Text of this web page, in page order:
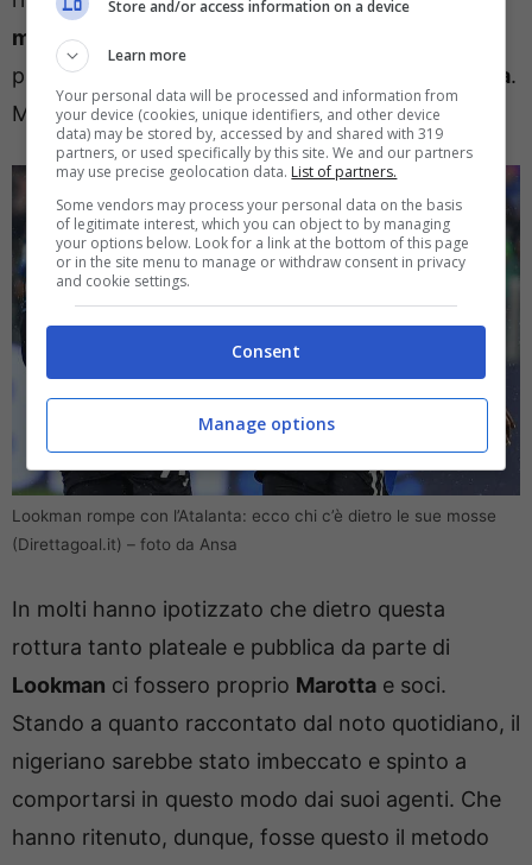
milionidi euro e può essere la volta buona. A
patto che arrivino ai
50 milioni richiesti dalla Dea.
Ma non è tutto.
Lookman rompe con l’Atalanta: ecco chi c’è dietro le sue mosse
(Direttagoal.it) – foto da Ansa
In molti hanno ipotizzato che dietro questa
rottura tanto plateale e pubblica da parte di
Lookman ci fossero proprio Marotta e soci.
Stando a quanto raccontato dal noto quotidiano, il
nigeriano sarebbe stato imbeccato e spinto a
comportarsi in questo modo dai suoi agenti. Che
hanno ritenuto, dunque, fosse questo il metodo
Store and/or access information on a device
Learn more
Your personal data will be processed and information from
your device (cookies, unique identifiers, and other device
data) may be stored by, accessed by and shared with 319
partners, or used specifically by this site. We and our partners
may use precise geolocation data. List of partners.
Some vendors may process your personal data on the basis
of legitimate interest, which you can object to by managing
your options below. Look for a link at the bottom of this page
or in the site menu to manage or withdraw consent in privacy
and cookie settings.
Consent
Manage options